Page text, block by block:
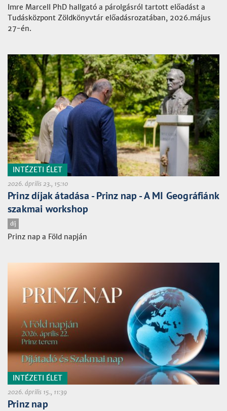
Imre Marcell PhD hallgató a párolgásról tartott előadást a
Tudásközpont Zöldkönyvtár előadásrozatában, 2026.május
27-én.
INTÉZETI ÉLET
2026. április 23., 15:10
Prinz díjak átadása - Prinz nap - A MI Geográfiánk
szakmai workshop
díj
Prinz nap a Föld napján
INTÉZETI ÉLET
2026. április 15., 11:39
Prinz nap